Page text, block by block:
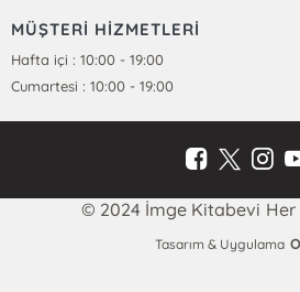
MÜŞTERİ HİZMETLERİ
Hafta içi : 10:00 - 19:00
Cumartesi : 10:00 - 19:00
© 2024 İmge Kitabevi Her
Tasarım & Uygulama